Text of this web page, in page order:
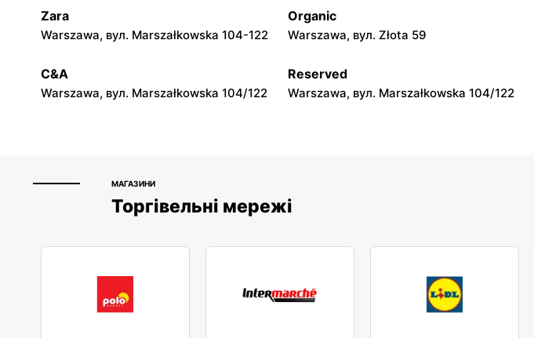
Sobienie-Jeziory, вул. Piwonińska 46 Grójec al. Niepodległości 7
Wyszków, вул. 11 Listopada 30 Warka, вул. Senatorska 4
Zara
Warszawa, вул. Marszałkowska 104-122
Organic
Warszawa, вул. Złota 59
C&A
Warszawa, вул. Marszałkowska 104/122
Reserved
Warszawa, вул. Marszałkowska 104/122
МАГАЗИНИ
Торгівельні мережі